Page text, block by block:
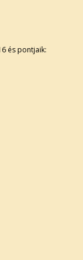
és pontjaik: